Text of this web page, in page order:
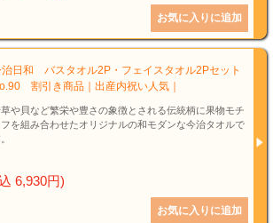
治日和 バスタオル2P・フェイスタオル2Pセット
割引き商品｜出産内祝い人気｜
草や貝など繁栄や豊さの象徴とされる伝統柄に果物モチ
フを組み合わせたオリジナルの和モダンな今治タオルで
6,930円)